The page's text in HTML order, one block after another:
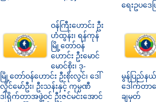
ရေးဥပဒ
ဝန်ကြီးဟောင်း ဦး
ဟံထွန်း၊ ရန်ကုန်
မြို့တော်ဝန်
ဟောင်း ဦးမောင်
မောင်စိုး၊ ဒု-
မြို့တော်ဝန်ဟောင်း ဦးစိုးလွင်၊ ဒေါ်
လှိုင်မော်ဦး၊ ဦးသန်းနှင့် ကုမ္ပဏီ
ဒါရိုက်တာအဖွဲ့ဝင် ဦးဇင်မင်းအောင်
မွန်ပြည်နယ်
ဒေါက်တာ
ချမှတ်